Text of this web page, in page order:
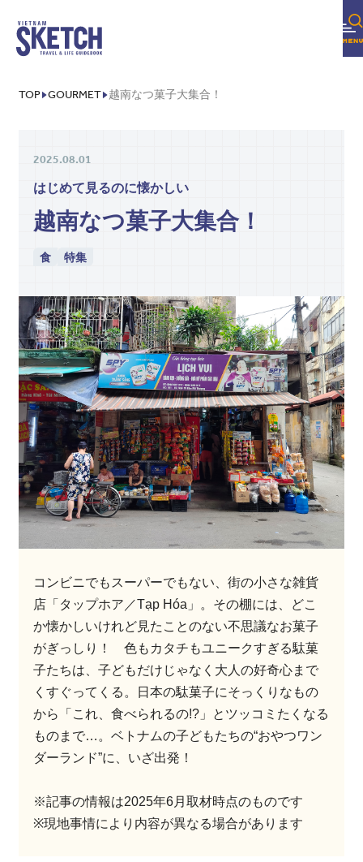
TOP GOURMET 越南なつ菓子大集合！
2025.08.01
はじめて見るのに懐かしい
越南なつ菓子大集合！
食 特集
コンビニでもスーパーでもない、街の小さな雑貨
店「タップホア／Tạp Hóa」。その棚には、どこ
か懐かしいけれど見たことのない不思議なお菓子
がぎっしり！ 色もカタチもユニークすぎる駄菓
子たちは、子どもだけじゃなく大人の好奇心まで
くすぐってくる。日本の駄菓子にそっくりなもの
から「これ、食べられるの!?」とツッコミたくなる
ものまで…。ベトナムの子どもたちの“おやつワン
ダーランド”に、いざ出発！
※記事の情報は2025年6月取材時点のものです
※現地事情により内容が異なる場合があります